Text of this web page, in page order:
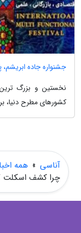
جشنواره جاده
نخستین و بزرگ
کشورهای مطرح دنیا،
آناسی » همه
چرا کشف اسکلت 7هزار ساله در تهران منشا تحول نشد؟